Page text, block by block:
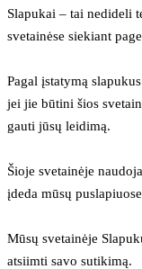
Slapukai – tai nedideli
svetainėse siekiant
Pagal įstatymą
jei jie būtini šios
gauti jūsų leidimą.
Šioje svetainėje
įdeda mūsų
Mūsų svetainėje
atsiimti savo sutikimą.